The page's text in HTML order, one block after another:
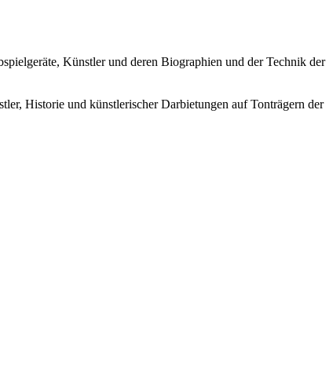
Künstler und deren Biographien und der Technik der
Historie und künstlerischer Darbietungen auf Tonträgern der